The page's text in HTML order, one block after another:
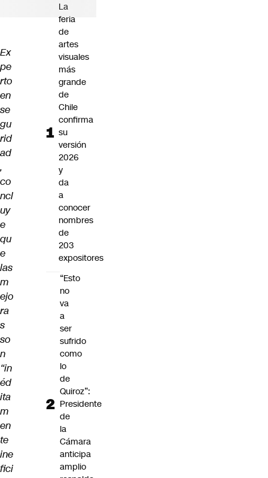
Ex
pe
rto
en
se
gu
rid
ad
,
co
ncl
uy
e
qu
e
las
m
ejo
ra
s
so
n
“in
éd
ita
m
en
te
ine
fici
La
feria
de
artes
visuales
más
grande
de
Chile
confirma
su
versión
2026
y
da
a
conocer
nombres
de
203
expositores
“Esto
no
va
a
ser
sufrido
como
lo
de
Quiroz”:
Presidente
de
la
Cámara
anticipa
amplio